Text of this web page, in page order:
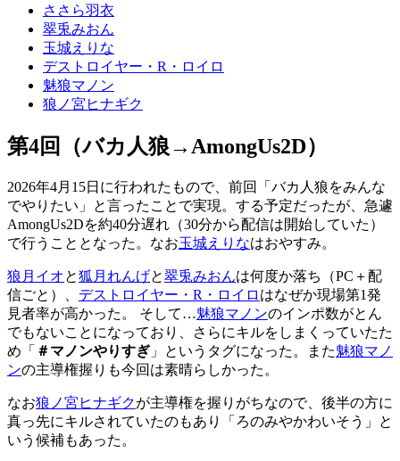
ささら羽衣
翠兎みおん
玉城えりな
デストロイヤー・R・ロイロ
魅狼マノン
狼ノ宮ヒナギク
第4回（バカ人狼→AmongUs2D）
2026年4月15日に行われたもので、前回「バカ人狼をみんな
でやりたい」と言ったことで実現。する予定だったが、急遽
AmongUs2Dを約40分遅れ（30分から配信は開始していた）
で行うこととなった。なお玉城えりなはおやすみ。
狼月イオと狐月れんげと翠兎みおんは何度か落ち（PC＋配
信ごと）、 デストロイヤー・R・ロイロ はなぜか現場第1発
見者率が高かった。 そして…魅狼マノンのインポ数がとん
でもないことになっており、さらにキルをしまくっていたた
め「 ＃マノンやりすぎ 」というタグになった。また魅狼マノ
ンの主導権握りも今回は素晴らしかった。
なお狼ノ宮ヒナギクが主導権を握りがちなので、後半の方に
真っ先にキルされていたのもあり「ろのみやかわいそう」と
いう候補もあった。